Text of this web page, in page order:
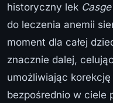
historyczny lek
do leczenia anemii
moment dla całej
znacznie dalej,
umożliwiając
bezpośrednio w ciele